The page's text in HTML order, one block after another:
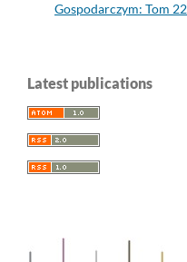
Gospodarczym: Tom
Latest publications